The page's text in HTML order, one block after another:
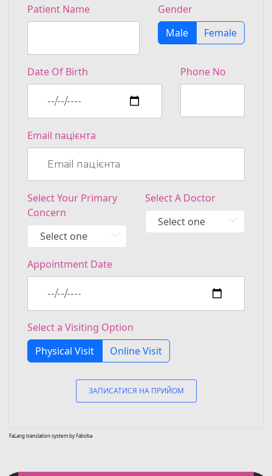
Patient Name
Gender
Male
Female
Date Of Birth Phone No
Email пацієнта
Select Your Primary
Concern
Select A Doctor
Appointment Date
Select a Visiting Option
Physical Visit
Online Visit
ЗАПИСАТИСЯ НА ПРИЙОМ
FaLang translation system by Faboba